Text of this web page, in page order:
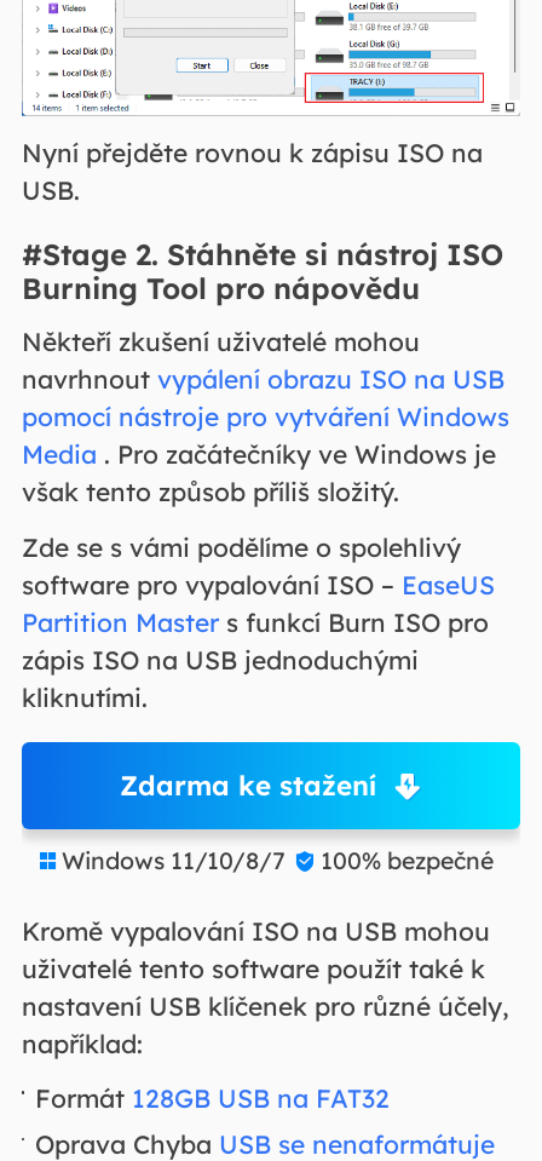
Nyní přejděte rovnou k zápisu ISO na
USB.
#Stage 2. Stáhněte si nástroj ISO
Burning Tool pro nápovědu
Někteří zkušení uživatelé mohou
navrhnout vypálení obrazu ISO na USB
pomocí nástroje pro vytváření Windows
Media . Pro začátečníky ve Windows je
však tento způsob příliš složitý.
Zde se s vámi podělíme o spolehlivý
software pro vypalování ISO – EaseUS
Partition Masters funkcí Burn ISO pro
zápis ISO na USB jednoduchými
kliknutími.
Zdarma ke stažení
 Windows 11/10/8/7  100% bezpečné
Kromě vypalování ISO na USB mohou
uživatelé tento software použít také k
nastavení USB klíčenek pro různé účely,
například:
Formát 128GB USB na FAT32
Oprava Chyba USB se nenaformátuje